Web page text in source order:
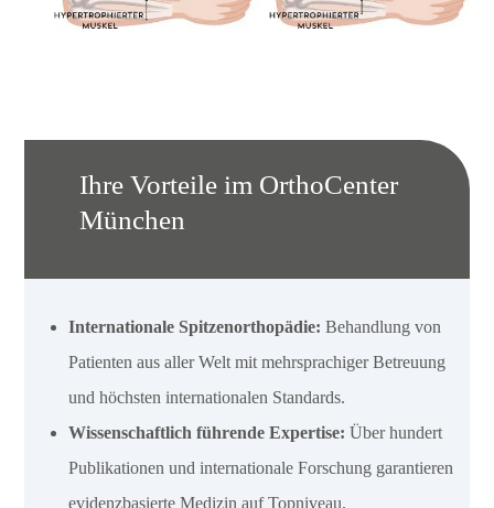
Ihre Vorteile im OrthoCenter
München
Internationale Spitzenorthopädie: Behandlung von
Patienten aus aller Welt mit mehrsprachiger Betreuung
und höchsten internationalen Standards.
Wissenschaftlich führende Expertise: Über hundert
Publikationen und internationale Forschung garantieren
evidenzbasierte Medizin auf Topniveau.